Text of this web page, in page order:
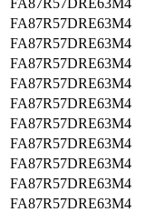
FA87R57DRE63M4
FA87R57DRE63M4
FA87R57DRE63M4
FA87R57DRE63M4
FA87R57DRE63M4
FA87R57DRE63M4
FA87R57DRE63M4
FA87R57DRE63M4
FA87R57DRE63M4
FA87R57DRE63M4